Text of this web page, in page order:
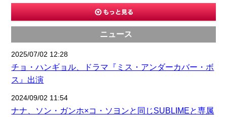
ニュース
2025/07/02 12:28
チョ・ハンギョル、ドラマ『ミス・アンダーカバー・ボ
ス』出演
2024/09/02 11:54
ナナ、ソン・ガンホ×コ・ソヨンと同じSUBLIMEと専属